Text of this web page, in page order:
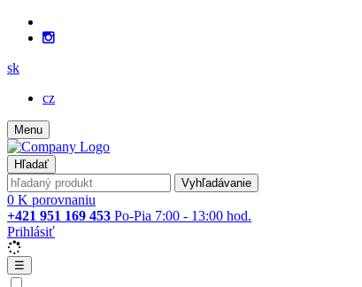
sk
cz
Menu
Hľadať
Vyhľadávanie
0 K porovnaniu
+421 951 169 453 Po-Pia 7:00 - 13:00 hod.
Prihlásiť
☰